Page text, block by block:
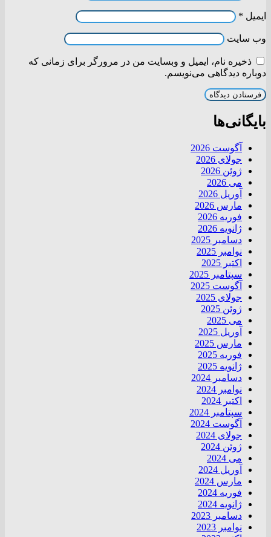
ایمیل *
وب‌ سایت
ذخیره نام، ایمیل و وبسایت من در مرورگر برای زمانی که
دوباره دیدگاهی می‌نویسم.
بایگانی‌ها
آگوست 2026
جولای 2026
ژوئن 2026
می 2026
آوریل 2026
مارس 2026
فوریه 2026
ژانویه 2026
دسامبر 2025
نوامبر 2025
اکتبر 2025
سپتامبر 2025
آگوست 2025
جولای 2025
ژوئن 2025
می 2025
آوریل 2025
مارس 2025
فوریه 2025
ژانویه 2025
دسامبر 2024
نوامبر 2024
اکتبر 2024
سپتامبر 2024
آگوست 2024
جولای 2024
ژوئن 2024
می 2024
آوریل 2024
مارس 2024
فوریه 2024
ژانویه 2024
دسامبر 2023
نوامبر 2023